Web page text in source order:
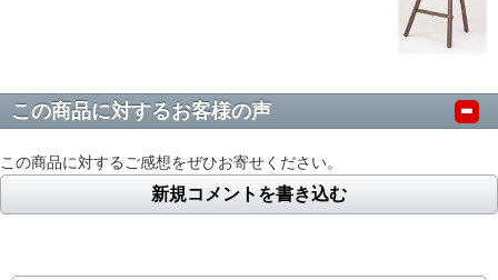
この商品に対するお客様の声
この商品に対するご感想をぜひお寄せください。
新規コメントを書き込む